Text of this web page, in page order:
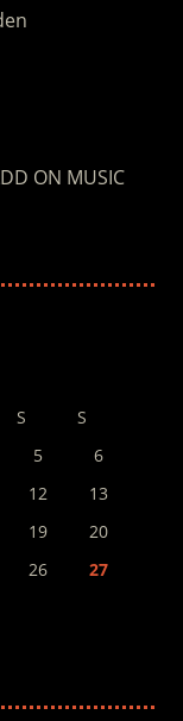
ON MUSIC
S
S
5
6
12
13
19
20
26
27